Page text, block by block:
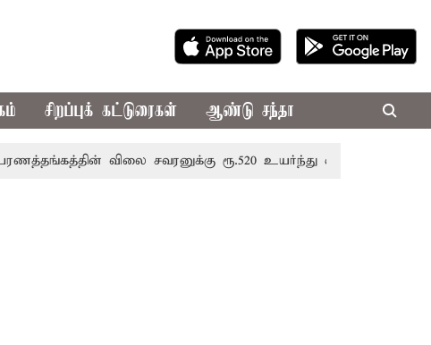
சிறப்புக் கட்டுரைகள் ஆண்டு சந்தா
விலை சவரனுக்கு ரூ.520 உயர்ந்து ஒரு சவரன்